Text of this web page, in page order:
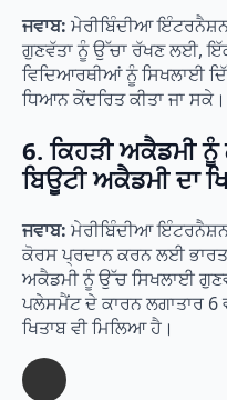
ਜਵਾਬ: ਮੇਰੀਬਿੰਦੀਆ
ਗੁਣਵੱਤਾ ਨੂੰ ਉੱਚਾ ਰੱਖਣ ਲਈ,
ਵਿਦਿਆਰਥੀਆਂ ਨੂੰ ਸਿਖਲਾਈ
ਧਿਆਨ ਕੇਂਦਰਿਤ ਕੀਤਾ ਜਾ ਸਕੇ।
6. ਕਿਹੜੀ ਅਕੈਡਮੀ ਨੂੰ
ਬਿਊਟੀ ਅਕੈਡਮੀ ਦਾ
ਜਵਾਬ: ਮੇਰੀਬਿੰਦੀਆ
ਕੋਰਸ ਪ੍ਰਦਾਨ ਕਰਨ ਲਈ
ਅਕੈਡਮੀ ਨੂੰ ਉੱਚ ਸਿਖਲਾਈ
ਪਲੇਸਮੈਂਟ ਦੇ ਕਾਰਨ ਲਗਾਤਾਰ 6
ਖਿਤਾਬ ਵੀ ਮਿਲਿਆ ਹੈ।